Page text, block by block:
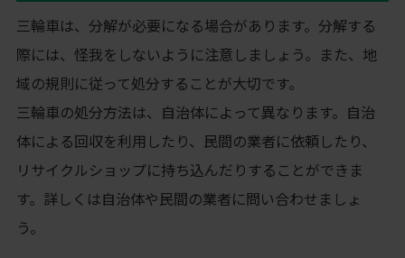
三輪車は、分解が必要になる場合があります。分解する
際には、怪我をしないように注意しましょう。また、地
域の規則に従って処分することが大切です。
三輪車の処分方法は、自治体によって異なります。自治
体による回収を利用したり、民間の業者に依頼したり、
リサイクルショップに持ち込んだりすることができま
す。詳しくは自治体や民間の業者に問い合わせましょ
う。